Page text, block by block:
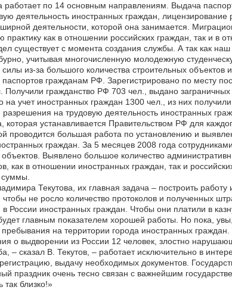
работает по 14 основным направлениям. Выдача
деятельность иностранных граждан,
деятельности, которой она занимается.
практику как в отношении российских граждан, так и в
существует с момента создания службы. А так как
учитывая многочисленную молодежную
из-за большого количества строительных объектов
гражданам РФ. Зарегистрировано по месту
Получили гражданство РФ 703 чел., выдано
на учет иностранных граждан 1300 чел., из них
разрешения на трудовую деятельность иностранных
которая устанавливается Правительством РФ для
проводится большая работа по установлению и
граждан. За 5 месяцев 2008 года
Выявлено большое количество
как в отношении иностранных граждан, так и
суммы.
Текутова, их главная задача – построить
чтобы не росло количество протоколов и полученных
России иностранных граждан. Чтобы они платили в
главным показателем хорошей работы. Но пока,
на территории города иностранных граждан.
о выдворении из России 12 человек, злостно
– сказал В. Текутов, – работает исключительно в
выдачу необходимых документов.
праздник очень тесно связан с важнейшим
так близко!»